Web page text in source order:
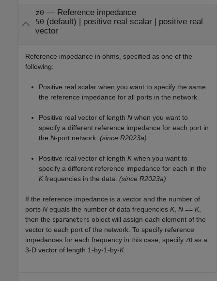
z0 — Reference impedance
50 (default) | positive real scalar| positive real
vector
Reference impedance in ohms, specified as one of the
following:
Positive real scalar when you want to specify the same
the reference impedance for all ports in the network.
Positive real vector of length N when you want to
specify a different reference impedance for each port in
the N-port network. (since R2023a)
Positive real vector of length Kwhen you want to
specify a different reference impedance for each in the
Kfrequencies in the data. (since R2023a)
If the reference impedance is a vector and the number of
ports N equals the number of data frequencies K, N == K,
then the sparameters object will assign each element of the
vector to each port of the network. To specify reference
impedances for each frequency in this case, specify Z0 as a
3-D vector of length 1-by-1-by-K.